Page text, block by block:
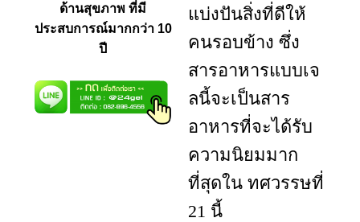
ด้านสุขภาพ ที่มี
ประสบการณ์มากกว่า 10
ปี
แบ่งปันสิ่งที่ดีให้
คนรอบข้าง ซึ่ง
สารอาหารแบบเจ
ลนี้จะเป็นสาร
อาหารที่จะได้รับ
ความนิยมมาก
ที่สุดใน ทศวรรษที่
21 นี้